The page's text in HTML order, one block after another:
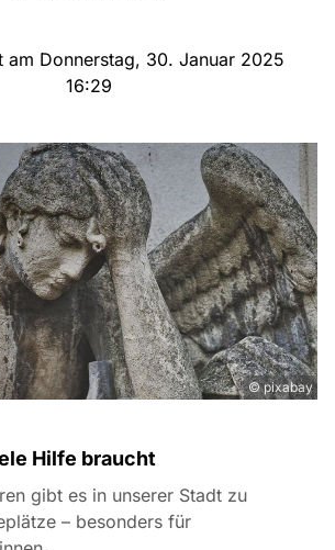
am Donnerstag, 30. Januar 2025
16:29
© pixabay
Hilfe braucht
gibt es in unserer Stadt zu
– besonders für